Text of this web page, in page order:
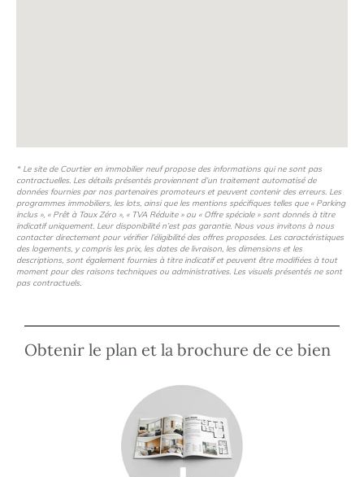
* Le site de Courtier en immobilier neuf propose des informations qui ne sont pas
contractuelles. Les détails présentés proviennent d’un traitement automatisé de
données fournies par nos partenaires promoteurs et peuvent contenir des erreurs. Les
programmes immobiliers, les lots, ainsi que les mentions spécifiques telles que « Parking
inclus », « Prêt à Taux Zéro », « TVA Réduite » ou « Offre spéciale » sont donnés à titre
indicatif uniquement. Leur disponibilité n’est pas garantie. Nous vous invitons à nous
contacter directement pour vérifier l’éligibilité des offres proposées. Les caractéristiques
des logements, y compris les prix, les dates de livraison, les dimensions et les
descriptions, sont également fournies à titre indicatif et peuvent être modifiées à tout
moment pour des raisons techniques ou administratives. Les visuels présentés ne sont
pas contractuels.
Obtenir le plan et la brochure de ce bien